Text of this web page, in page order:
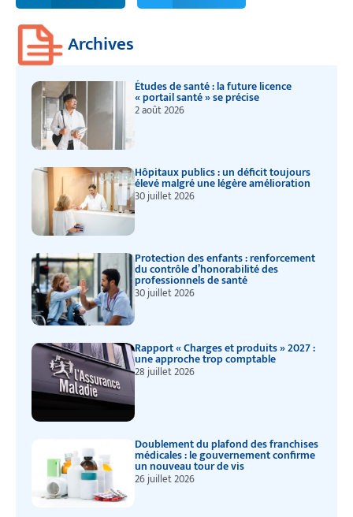
Archives
Études de santé : la future licence
« portail santé » se précise
2 août 2026
Hôpitaux publics : un déficit toujours
élevé malgré une légère amélioration
30 juillet 2026
Protection des enfants : renforcement
du contrôle d’honorabilité des
professionnels de santé
30 juillet 2026
Rapport « Charges et produits » 2027 :
une approche trop comptable
28 juillet 2026
Doublement du plafond des franchises
médicales : le gouvernement confirme
un nouveau tour de vis
26 juillet 2026